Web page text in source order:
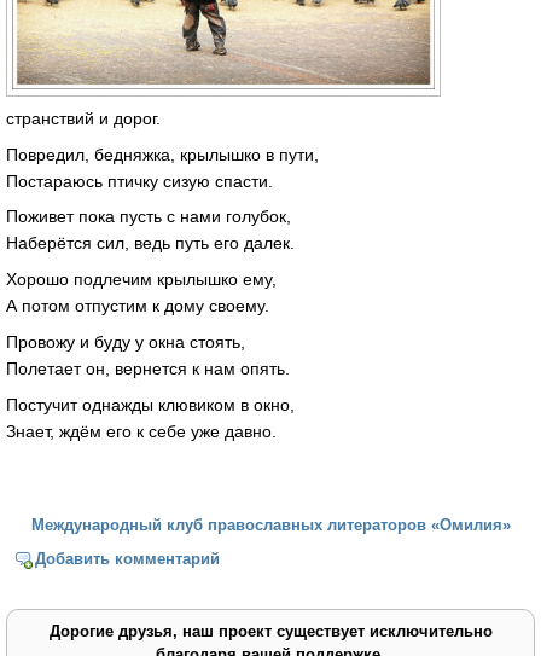
странствий и дорог.
Повредил, бедняжка, крылышко в пути,
Постараюсь птичку сизую спасти.
Поживет пока пусть с нами голубок,
Наберётся сил, ведь путь его далек.
Хорошо подлечим крылышко ему,
А потом отпустим к дому своему.
Провожу и буду у окна стоять,
Полетает он, вернется к нам опять.
Постучит однажды клювиком в окно,
Знает, ждём его к себе уже давно.
Международный клуб православных литераторов «Омилия»
Добавить комментарий
Дорогие друзья, наш проект существует исключительно